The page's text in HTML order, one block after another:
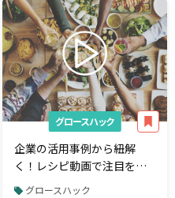
グロースハック
企業の活用事例から紐解
く！レシピ動画で注目を集
める"HowTo動画"や"マニ
グロースハック